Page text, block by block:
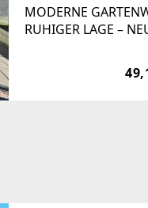
MODERNE
RUHIGER LAGE –
Zimmer-